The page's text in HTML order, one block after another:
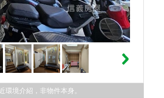
環境介紹，非物件本身。